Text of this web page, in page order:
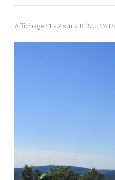
Affichage : 1 - 2 sur 2 RÉSULTATS